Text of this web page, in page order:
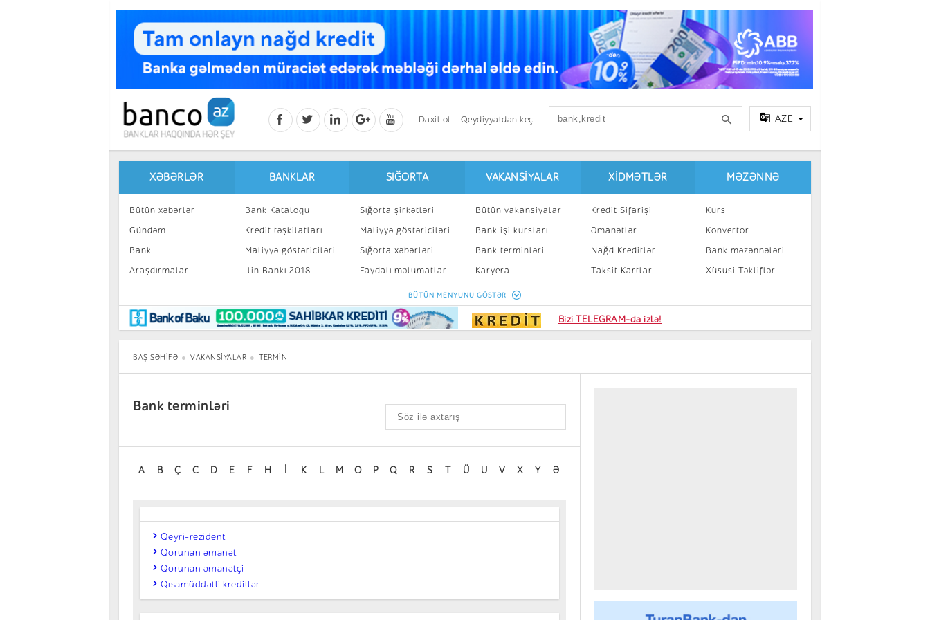
Daxil ol Qeydiyyatdan keç AZE
XƏBƏRLƏR
Bütün xəbərlər
Gündəm
Bank
Araşdırmalar
Maraqlı
BancoTV
Müsahibə
BANKLAR
Bank Kataloqu
Kredit təşkilatları
Maliyyə göstəriciləri
İlin Bankı 2018
SIĞORTA
Sığorta şirkətləri
Maliyyə göstəriciləri
Sığorta xəbərləri
Faydalı məlumatlar
Sığorta kalkulyatoru
VAKANSIYALAR
Bütün vakansiyalar
Bank işi kursları
Bank terminləri
Karyera
Peşakar inkişaf
XIDMƏTLƏR
Kredit Sifarişi
Əmanətlər
Nağd Kreditlər
Taksit Kartlar
Kart sifarişi
MƏZƏNNƏ
Kurs
Konvertor
Bank məzənnələri
Xüsusi Təkliflər
BÜTÜN MENYUNU GÖSTƏR
Bizi TELEGRAM-da izlə!
BAŞ SƏHIFƏ VAKANSIYALAR TERMIN
Bank terminləri
A B Ç C D E F H İ K L M O P Q R S T Ü U V X Y Ə
Qeyri-rezident
Qorunan əmanət
Qorunan əmanətçi
Qısamüddətli kreditlər